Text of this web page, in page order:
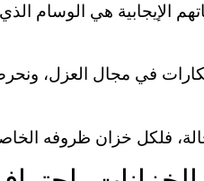
الإيجابية هي الوسام
في مجال العزل،
فلكل خزان ظروفه